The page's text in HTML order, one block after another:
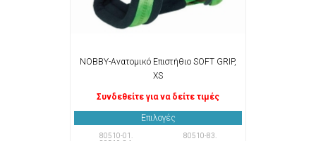
NOBBY-Ανατομικό Επιστήθιο SOFT GRIP,
XS
Συνδεθείτε για να δείτε τιμές
Επιλογές
80510-01.
80510-83.